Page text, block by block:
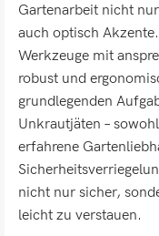
Gartenarbeit nicht
auch optisch
Werkzeuge mit
robust und
grundlegenden
Unkrautjäten –
erfahrene
nicht nur sicher,
leicht zu verstauen.